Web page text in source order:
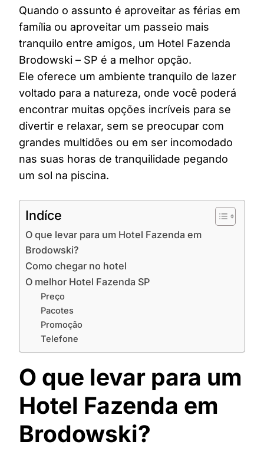
Quando o assunto é aproveitar as férias em
família ou aproveitar um passeio mais
tranquilo entre amigos, um Hotel Fazenda
Brodowski – SP é a melhor opção.
Ele oferece um ambiente tranquilo de lazer
voltado para a natureza, onde você poderá
encontrar muitas opções incríveis para se
divertir e relaxar, sem se preocupar com
grandes multidões ou em ser incomodado
nas suas horas de tranquilidade pegando
um sol na piscina.
Indíce
O que levar para um Hotel Fazenda em
Brodowski?
Como chegar no hotel
O melhor Hotel Fazenda SP
Preço
Pacotes
Promoção
Telefone
O que levar para um
Hotel Fazenda em
Brodowski?